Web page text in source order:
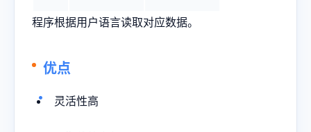
程序根据用户语言读取对应数据。
优点
灵活性高